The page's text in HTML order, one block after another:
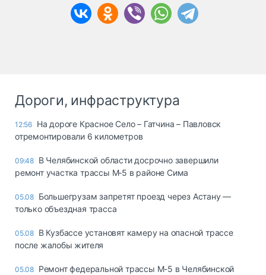
Дороги, инфраструктура
12:56 На дороге Красное Село – Гатчина – Павловск
отремонтировали 6 километров
09:48 В Челябинской области досрочно завершили
ремонт участка трассы М‑5 в районе Сима
05.08 Большегрузам запретят проезд через Астану —
только объездная трасса
05.08 В Кузбассе установят камеру на опасной трассе
после жалобы жителя
05.08 Ремонт федеральной трассы М-5 в Челябинской